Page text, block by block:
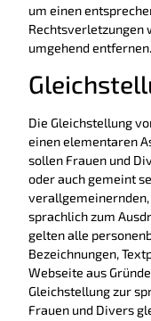
um einen
Rechtsverletzungen
umgehend entfernen.
Die Gleichstellung
einen elementaren
sollen Frauen und
oder auch gemeint
sprachlich zum
gelten alle
Bezeichnungen,
Webseite aus
Gleichstellung zur
Frauen und Divers